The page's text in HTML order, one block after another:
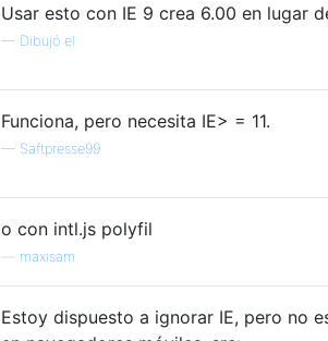
Usar esto con IE 9 crea 6.00 en lugar
— Dibujó el
Funciona, pero necesita IE> = 11.
— Saftpresse99
o con intl.js polyfil
maxisam
Estoy dispuesto a ignorar IE, pero no